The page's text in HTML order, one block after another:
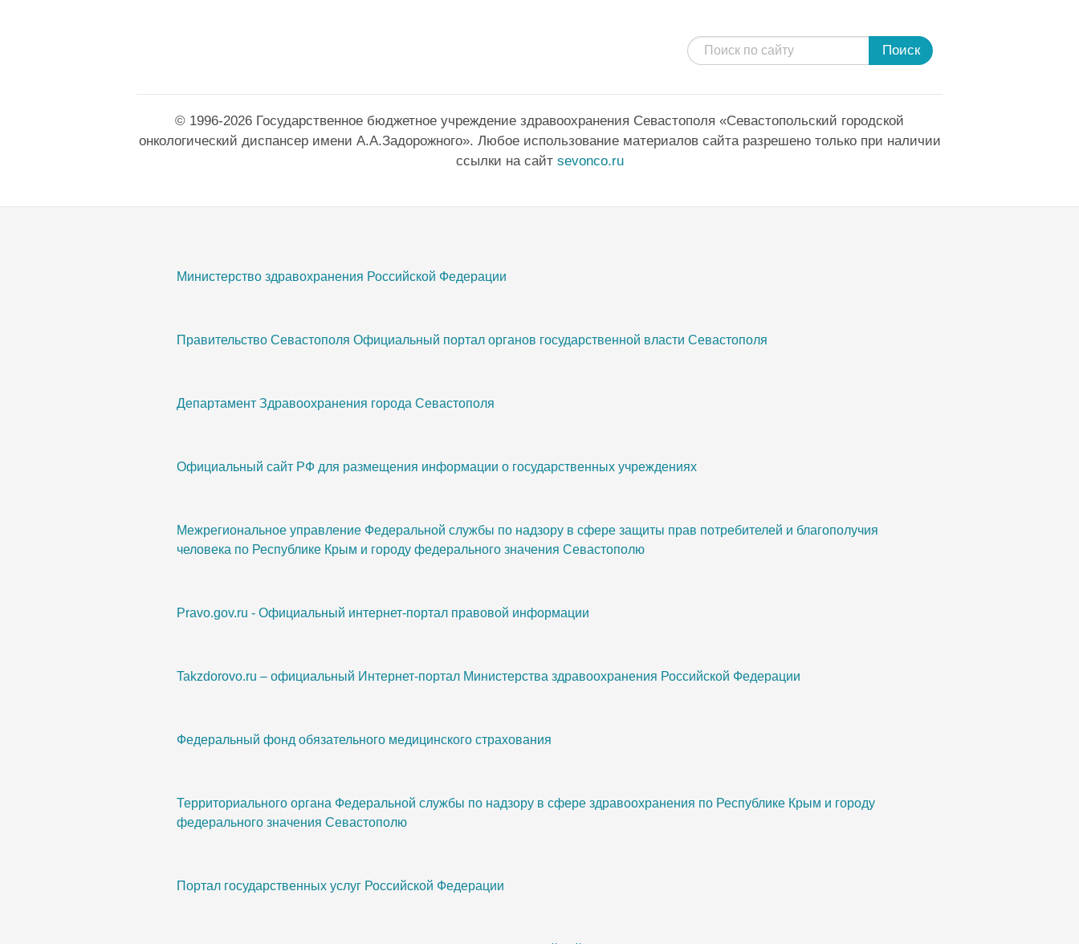
Поиск
© 1996-2026 Государственное бюджетное учреждение здравоохранения Севастополя «Севастопольский городской
онкологический диспансер имени А.А.Задорожного». Любое использование материалов сайта разрешено только при наличии
ссылки на сайт sevonco.ru
Министерство здравохранения Российской Федерации
Правительство Севастополя Официальный портал органов государственной власти Севастополя
Департамент Здравоохранения города Севастополя
Официальный сайт РФ для размещения информации о государственных учреждениях
Межрегиональное управление Федеральной службы по надзору в сфере защиты прав потребителей и благополучия
человека по Республике Крым и городу федерального значения Севастополю
Pravo.gov.ru - Официальный интернет-портал правовой информации
Takzdorovo.ru – официальный Интернет-портал Министерства здравоохранения Российской Федерации
Федеральный фонд обязательного медицинского страхования
Территориального органа Федеральной службы по надзору в сфере здравоохранения по Республике Крым и городу
федерального значения Севастополю
Портал государственных услуг Российской Федерации